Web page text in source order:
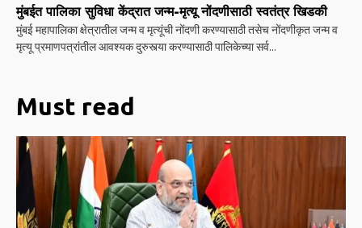
मुंबईत पालिका सुविधा केंद्रात जन्म-मृत्यू नोंदणीसाठी स्वतंत्र खिडकी
मुंबई महापालिका क्षेत्रातील जन्म व मृत्यूंची नोंदणी करण्यासाठी तसेच नोंदणीकृत जन्म व
मृत्यू प्रमाणपत्रांतील आवश्यक दुरुस्त्या करण्यासाठी पालिकेच्या सर्व...
Must read